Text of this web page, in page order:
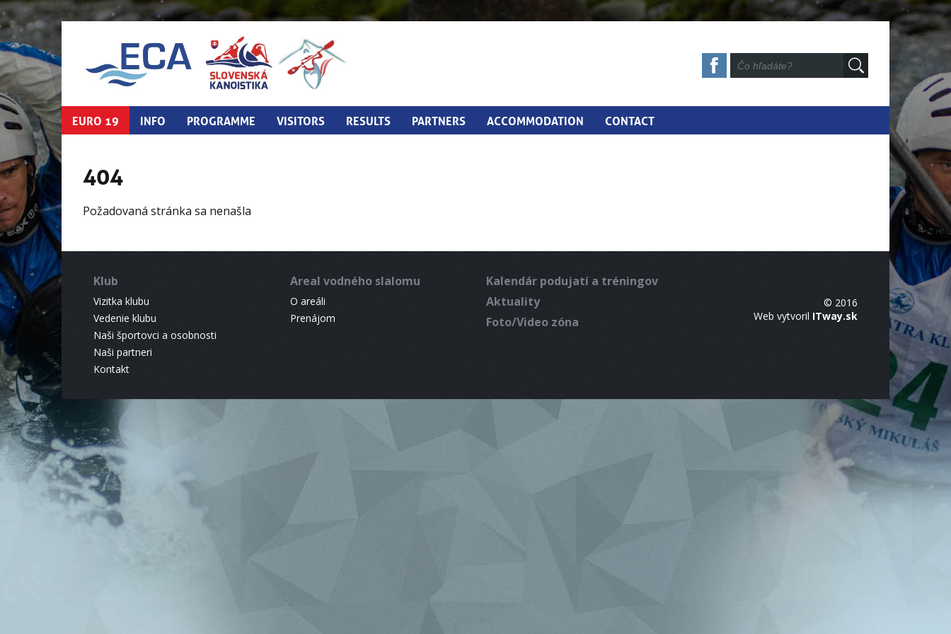
EURO 19 INFO PROGRAMME VISITORS RESULTS PARTNERS ACCOMMODATION CONTACT
404
Požadovaná stránka sa nenašla
Klub
Vizitka klubu
Vedenie klubu
Naši športovci a osobnosti
Naši partneri
Kontakt
Areal vodného slalomu
O areáli
Prenájom
Kalendár podujatí a tréningov
Aktuality
Foto/Video zóna
© 2016
Web vytvoril ITway.sk